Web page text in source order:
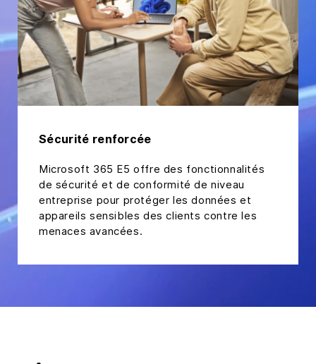
Sécurité renforcée
Microsoft 365 E5 offre des fonctionnalités
de sécurité et de conformité de niveau
entreprise pour protéger les données et
appareils sensibles des clients contre les
menaces avancées.